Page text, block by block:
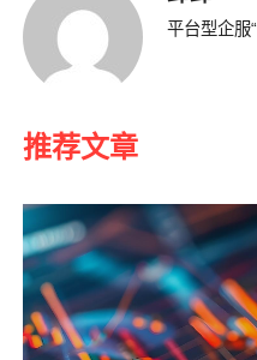
平台型企服
推荐文章